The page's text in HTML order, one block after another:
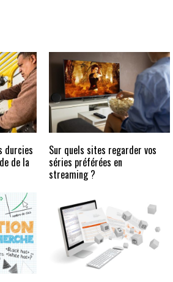
durcies
de la
Sur quels sites regarder vos
séries préférées en
streaming ?